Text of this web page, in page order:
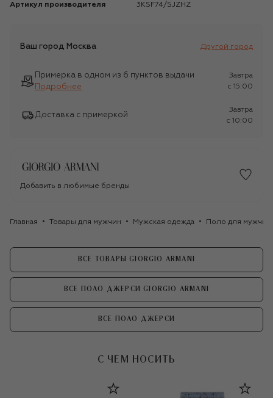
Артикул производителя 3KSF74/SJZHZ
Ваш город Москва Другой город
Примерка в одном из 6 пунктов выдачи
Подробнее
Завтра
c 15:00
Доставка с примеркой
Завтра
c 10:00
Добавить в любимые бренды
Главная Товары для мужчин Мужская одежда Поло для мужчин
ВСЕ ТОВАРЫ GIORGIO ARMANI
ВСЕ ПОЛО ДЖЕРСИ GIORGIO ARMANI
ВСЕ ПОЛО ДЖЕРСИ
С ЧЕМ НОСИТЬ